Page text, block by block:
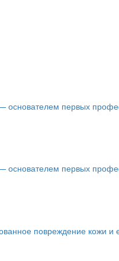
первых
первых
повреждение кожи